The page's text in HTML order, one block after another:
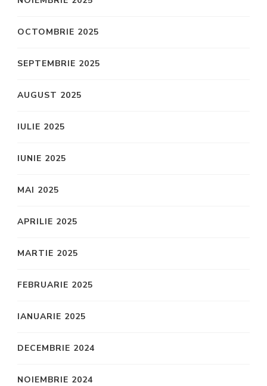
OCTOMBRIE 2025
SEPTEMBRIE 2025
AUGUST 2025
IULIE 2025
IUNIE 2025
MAI 2025
APRILIE 2025
MARTIE 2025
FEBRUARIE 2025
IANUARIE 2025
DECEMBRIE 2024
NOIEMBRIE 2024